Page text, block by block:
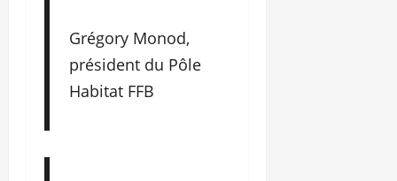
Grégory Monod,
président du Pôle
Habitat FFB